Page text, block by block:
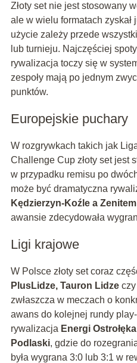
Złoty set nie jest stosowany
ale w wielu formatach zyskał
użycie zależy przede
lub turnieju. Najczęściej
rywalizacja toczy się w
zespoły mają po jednym
punktów.
Europejskie puchary
W rozgrywkach takich jak
Challenge Cup złoty set jest
w przypadku remisu po
może być dramatyczna
Kędzierzyn-Koźle a
awansie zdecydowała
Ligi krajowe
W Polsce złoty set coraz
PlusLidze, Tauron Lidzeczy
zwłaszcza w meczach o
awans do kolejnej rundy
rywalizacja Energi
Podlaski, gdzie do
była wygrana 3:0 lub 3:1 w